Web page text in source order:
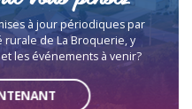
à jour périodiques par
de La Broquerie, y
les événements à venir?